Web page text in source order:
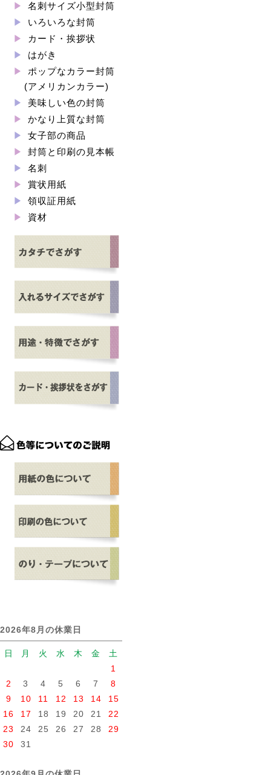
名刺サイズ小型封筒
いろいろな封筒
カード・挨拶状
はがき
ポップなカラー封筒
(アメリカンカラー)
美味しい色の封筒
かなり上質な封筒
女子部の商品
封筒と印刷の見本帳
名刺
賞状用紙
領収証用紙
資材
2026年8月の休業日
日 月 火 水 木 金
土
1
2
3 4 5 6 7
8
9
10 11 12 13 14
15
16
17 18 19 20 21
22
23
24 25 26 27 28
29
30
31